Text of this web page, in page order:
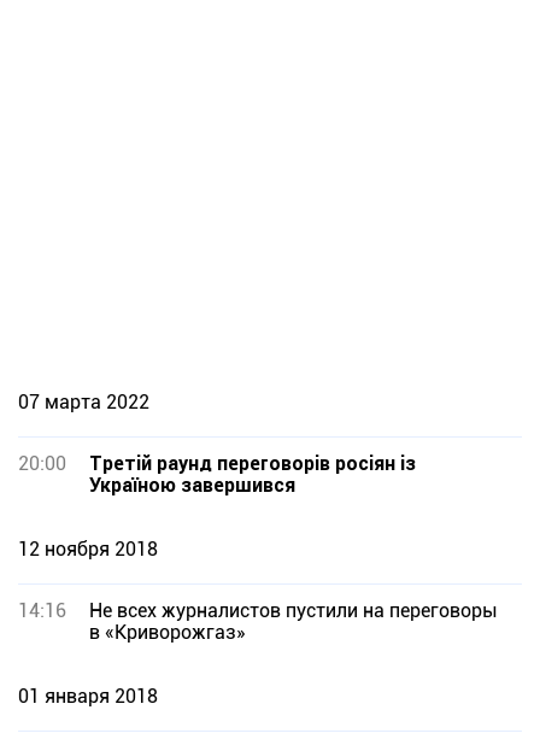
07 марта 2022
20:00
Третій раунд переговорів росіян із
Україною завершився
12 ноября 2018
14:16
Не всех журналистов пустили на переговоры
в «Криворожгаз»
01 января 2018